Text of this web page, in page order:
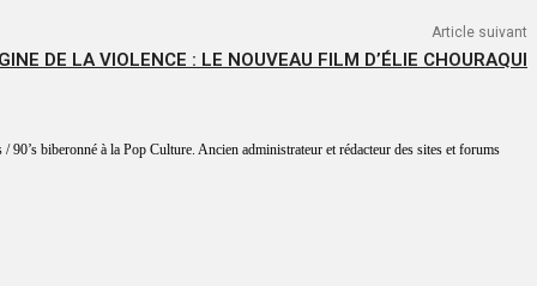
Article suivant
DE LA VIOLENCE : LE NOUVEAU FILM D’ÉLIE CHOURAQUI
biberonné à la Pop Culture. Ancien administrateur et rédacteur des sites et forums